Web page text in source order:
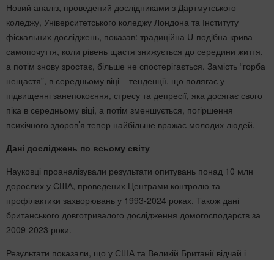
Новий аналіз, проведений дослідниками з Дартмутського
коледжу, Університетського коледжу Лондона та Інституту
фіскальних досліджень, показав: традиційна U-подібна крива
самопочуття, коли рівень щастя знижується до середини життя,
а потім знову зростає, більше не спостерігається. Замість “горба
нещастя”, в середньому віці – тенденції, що полягає у
підвищенні занепокоєння, стресу та депресії, яка досягає свого
піка в середньому віці, а потім зменшується, погіршення
психічного здоров’я тепер найбільше вражає молодих людей.
Дані досліджень по всьому світу
Науковці проаналізували результати опитувань понад 10 млн
дорослих у США, проведених Центрами контролю та
профілактики захворювань у 1993-2024 роках. Також дані
британського довготривалого дослідження домогосподарств за
2009-2023 роки.
Результати показали, що у США та Великій Британії відчай і